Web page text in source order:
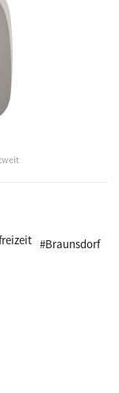
#Braunsdorf